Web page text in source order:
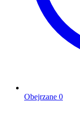
Obejrzane 0